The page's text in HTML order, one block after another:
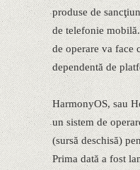
produse de
de telefonie
de operare va face
dependentă de
HarmonyOS, sau
un sistem de
(sursă deschisă)
Prima dată a fost